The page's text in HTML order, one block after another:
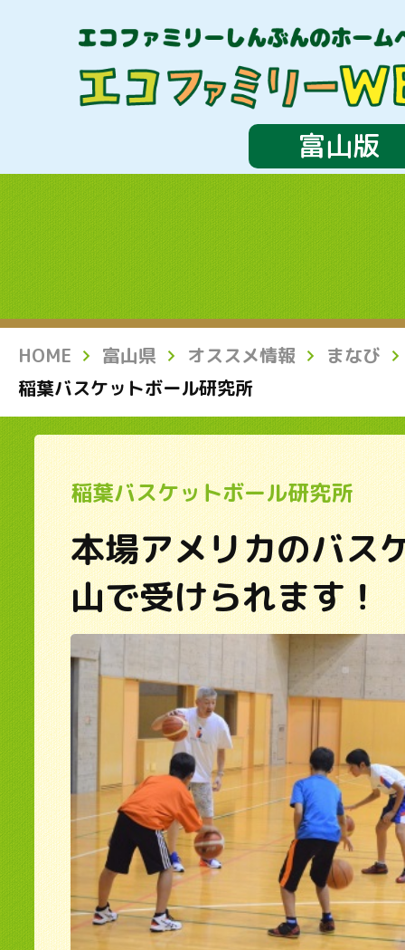
富山版
HOME 富山県 オススメ情報
まなび
稲葉バスケットボール研究所
稲葉バスケットボール研究所
本場アメリカのバス
山で受けられます！